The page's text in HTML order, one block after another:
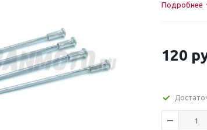
Подробнее
120